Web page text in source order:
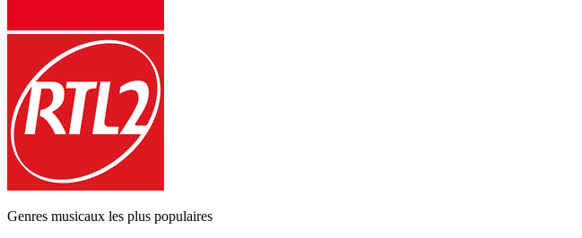
Genres musicaux les plus populaires